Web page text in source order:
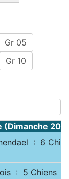
Gr 05
Gr 10
(Dimanche
: 6
: 5 Chiens